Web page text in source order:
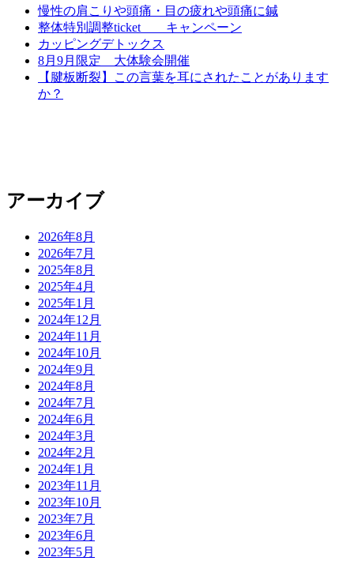
慢性の肩こりや頭痛・目の疲れや頭痛に鍼
整体特別調整ticket キャンペーン
カッピングデトックス
8月9月限定 大体験会開催
【腱板断裂】この言葉を耳にされたことがあります
か？
アーカイブ
2026年8月
2026年7月
2025年8月
2025年4月
2025年1月
2024年12月
2024年11月
2024年10月
2024年9月
2024年8月
2024年7月
2024年6月
2024年3月
2024年2月
2024年1月
2023年11月
2023年10月
2023年7月
2023年6月
2023年5月